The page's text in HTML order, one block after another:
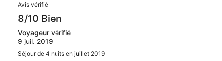
Avis vérifié
8/10 Bien
Voyageur vérifié
9 juil. 2019
Séjour de 4 nuits en juillet 2019